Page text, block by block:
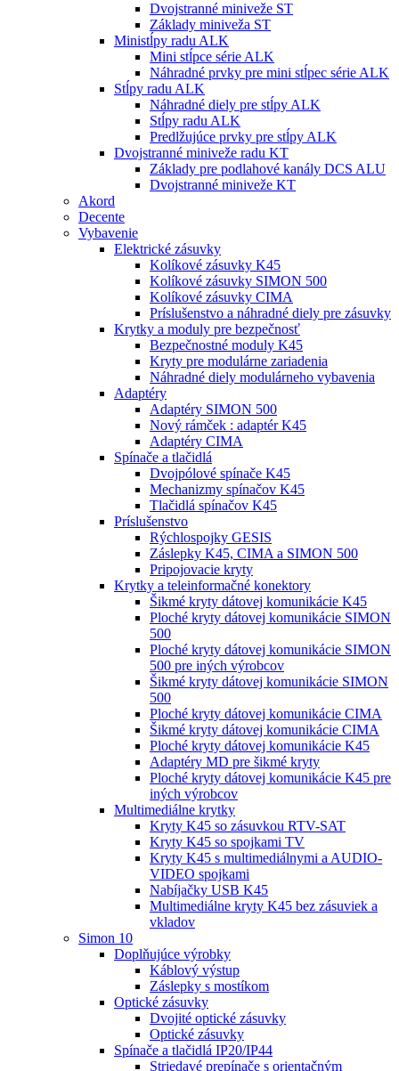
Dvojstranné miniveže ST
Základy miniveža ST
Ministĺpy radu ALK
Mini stĺpce série ALK
Náhradné prvky pre mini stĺpec série ALK
Stĺpy radu ALK
Náhradné diely pre stĺpy ALK
Stĺpy radu ALK
Predlžujúce prvky pre stĺpy ALK
Dvojstranné miniveže radu KT
Základy pre podlahové kanály DCS ALU
Dvojstranné miniveže KT
Akord
Decente
Vybavenie
Elektrické zásuvky
Kolíkové zásuvky K45
Kolíkové zásuvky SIMON 500
Kolíkové zásuvky CIMA
Príslušenstvo a náhradné diely pre zásuvky
Krytky a moduly pre bezpečnosť
Bezpečnostné moduly K45
Kryty pre modulárne zariadenia
Náhradné diely modulárneho vybavenia
Adaptéry
Adaptéry SIMON 500
Nový rámček : adaptér K45
Adaptéry CIMA
Spínače a tlačidlá
Dvojpólové spínače K45
Mechanizmy spínačov K45
Tlačidlá spínačov K45
Príslušenstvo
Rýchlospojky GESIS
Záslepky K45, CIMA a SIMON 500
Pripojovacie kryty
Krytky a teleinformačné konektory
Šikmé kryty dátovej komunikácie K45
Ploché kryty dátovej komunikácie SIMON
500
Ploché kryty dátovej komunikácie SIMON
500 pre iných výrobcov
Šikmé kryty dátovej komunikácie SIMON
500
Ploché kryty dátovej komunikácie CIMA
Šikmé kryty dátovej komunikácie CIMA
Ploché kryty dátovej komunikácie K45
Adaptéry MD pre šikmé kryty
Ploché kryty dátovej komunikácie K45 pre
iných výrobcov
Multimediálne krytky
Kryty K45 so zásuvkou RTV-SAT
Kryty K45 so spojkami TV
Kryty K45 s multimediálnymi a AUDIO-
VIDEO spojkami
Nabíjačky USB K45
Multimediálne kryty K45 bez zásuviek a
vkladov
Simon 10
Doplňujúce výrobky
Káblový výstup
Záslepky s mostíkom
Optické zásuvky
Dvojité optické zásuvky
Optické zásuvky
Spínače a tlačidlá IP20/IP44
Striedavé prepínače s orientačným